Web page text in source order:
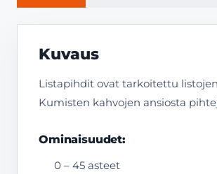
Kuvaus
Listapihdit ovat tarkoitettu
Kumisten kahvojen ansiosta
Ominaisuudet:
0 – 45 asteet